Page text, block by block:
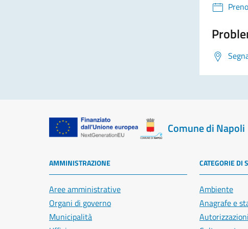
Comune di Napoli
AMMINISTRAZIONE
Aree amministrative
Organi di governo
Municipalità
CATEGORIE DI
Ambiente
Anagrafe e
Autorizzazioni